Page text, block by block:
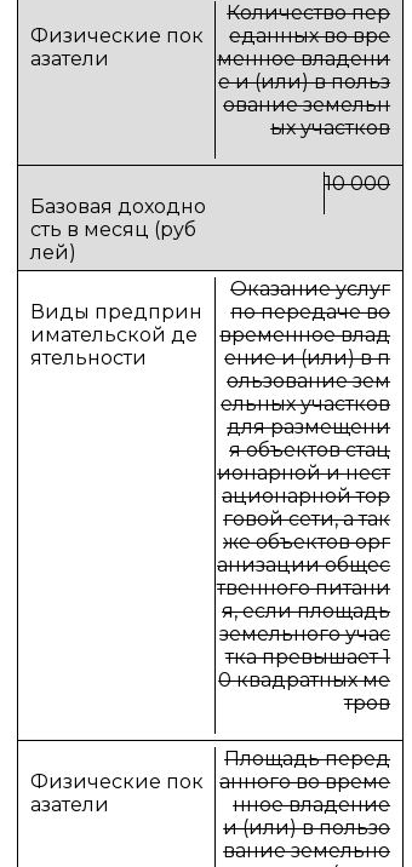
Количество пер
еданных во вре
менное владени
е и (или) в польз
ование земельн
ых участков
10 000
Оказание услуг
по передаче во
временное влад
ение и (или) в п
ользование зем
ельных участков
для размещени
я объектов стац
ионарной и нест
ационарной тор
говой сети, а так
же объектов орг
анизации общес
твенного питани
я, если площадь
земельного учас
тка превышает 1
0 квадратных ме
тров
Площадь перед
анного во време
нное владение
и (или) в пользо
вание земельно